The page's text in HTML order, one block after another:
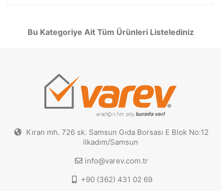
Bu Kategoriye Ait Tüm Ürünleri Listelediniz
Kıran mh. 726 sk. Samsun Gıda Borsası E Blok No:12
ilkadım/Samsun
info@varev.com.tr
+90 (362) 431 02 69